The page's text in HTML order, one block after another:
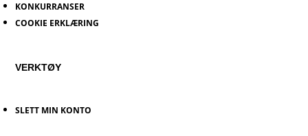
KONKURRANSER
COOKIE ERKLÆRING
VERKTØY
SLETT MIN KONTO